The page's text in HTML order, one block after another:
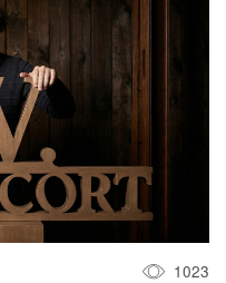
1023